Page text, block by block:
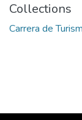
Collections
Carrera de